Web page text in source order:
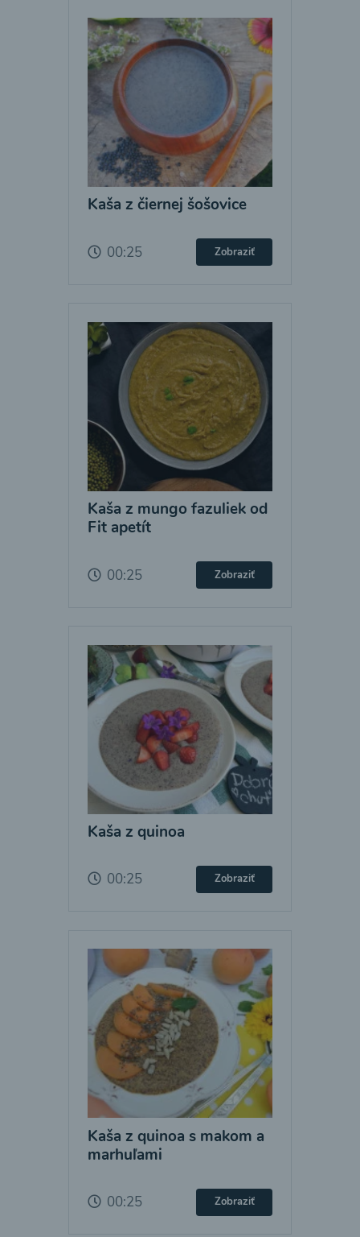
Kaša z čiernej šošovice
00:25 Zobraziť
Kaša z mungo fazuliek od
Fit apetít
00:25 Zobraziť
Kaša z quinoa
00:25 Zobraziť
Kaša z quinoa s makom a
marhuľami
00:25 Zobraziť